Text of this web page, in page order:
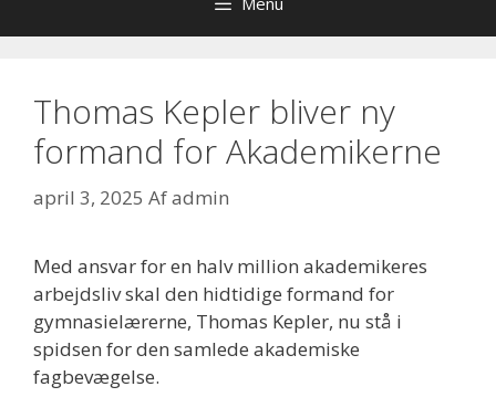
Thomas Kepler bliver ny
formand for Akademikerne
april 3, 2025 Afadmin
Med ansvar for en halv million akademikeres
arbejdsliv skal den hidtidige formand for
gymnasielærerne, Thomas Kepler, nu stå i
spidsen for den samlede akademiske
fagbevægelse.